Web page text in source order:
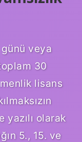
günü veya
30
lisans
yazılı olarak
5., 15. ve